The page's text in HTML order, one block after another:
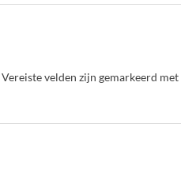
Vereiste velden zijn gemarkeerd met